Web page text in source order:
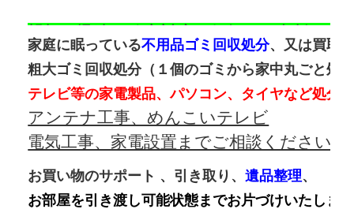
親切・迅速・秘密対応お気軽にご相談下さ
家庭に眠っている不用品ゴミ回収処分、又は買取
粗大ゴミ回収処分（１個のゴミから家中丸ごと処
テレビ等の家電製品、パソコン、タイヤなど処分
アンテナ工事、めんこいテレビ
電気工事、家電設置までご相談ください！
お買い物のサポート 、引き取り、遺品整理、
お部屋を引き渡し可能状態までお片づけいたしま